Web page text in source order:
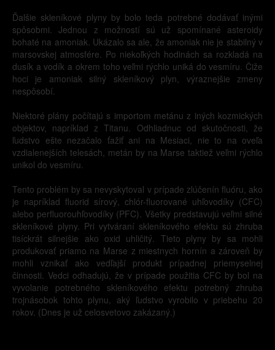
Ďalšie skleníkové plyny by bolo teda potrebné dodávať inými
spôsobmi. Jednou z možností sú už spomínané asteroidy
bohaté na amoniak. Ukázalo sa ale, že amoniak nie je stabilný v
marsovskej atmosfére. Po niekoľkých hodinách sa rozkladá na
dusík a vodík a okrem toho veľmi rýchlo uniká do vesmíru. Čiže
hoci je amoniak silný skleníkový plyn, výraznejšie zmeny
nespôsobí.
Niektoré plány počítajú s importom metánu z iných kozmických
objektov, napríklad z Titanu. Odhliadnuc od skutočnosti, že
ľudstvo ešte nezačalo ťažiť ani na Mesiaci, nie to na oveľa
vzdialenejších telesách, metán by na Marse taktiež veľmi rýchlo
unikol do vesmíru.
Tento problém by sa nevyskytoval v prípade zlúčenín fluóru, ako
je napríklad fluorid sírový, chlór-fluorované uhľovodíky (CFC)
alebo perfluorouhľovodíky (PFC). Všetky predstavujú veľmi silné
skleníkové plyny. Pri vytváraní skleníkového efektu sú zhruba
tisíckrát silnejšie ako oxid uhličitý. Tieto plyny by sa mohli
produkovať priamo na Marse z miestnych hornín a zároveň by
mohli vznikať ako vedľajší produkt prípadnej priemyselnej
činnosti. Vedci odhadujú, že v prípade použitia CFC by bol na
vyvolanie potrebného skleníkového efektu potrebný zhruba
trojnásobok tohto plynu, aký ľudstvo vyrobilo v priebehu 20
rokov. (Dnes je už celosvetovo zakázaný.)